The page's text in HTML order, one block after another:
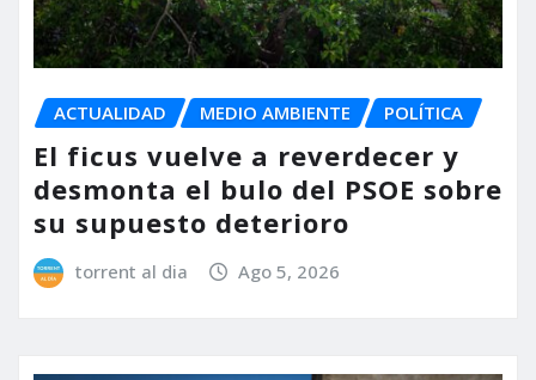
ACTUALIDAD MEDIO AMBIENTE POLÍTICA
El ficus vuelve a reverdecer y
desmonta el bulo del PSOE sobre
su supuesto deterioro
torrent al dia Ago 5, 2026